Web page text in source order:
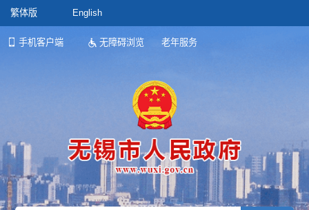
繁体版 English
手机客户端 无障碍浏览 老年服务